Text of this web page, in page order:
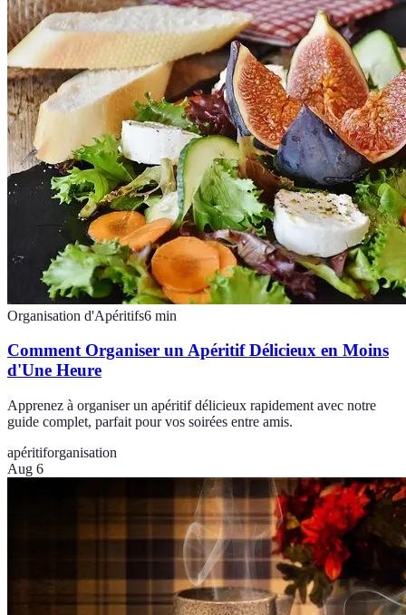
Organisation d'Apéritifs6 min
Comment Organiser un Apéritif Délicieux en Moins
d'Une Heure
Apprenez à organiser un apéritif délicieux rapidement avec notre
guide complet, parfait pour vos soirées entre amis.
apéritiforganisation
Aug 6